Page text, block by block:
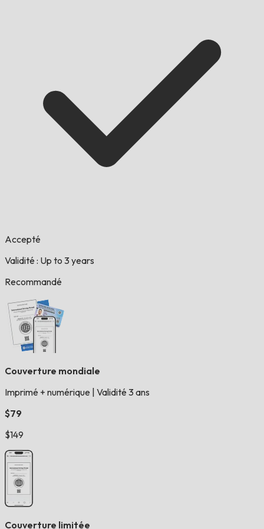
Accepté
Validité : Up to 3 years
Recommandé
Couverture mondiale
Imprimé + numérique Validité 3 ans
$79
$149
Couverture limitée